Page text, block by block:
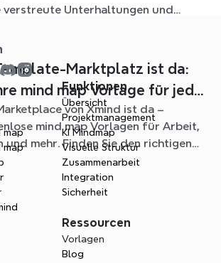
verstreute Unterhaltungen und
Marktplatz ist da:
mind map Vorlage für jede
von Xmind ist da –
mind map Vorlagen für Arbeit,
und mehr. Finden Sie den richtigen
Sie das leere Blatt.
map
map
Funktionen
Übersicht
Projektmanagement
KI Mindmap
Visuelle Struktur
Zusammenarbeit
Integration
Sicherheit
Ressourcen
Vorlagen
Blog